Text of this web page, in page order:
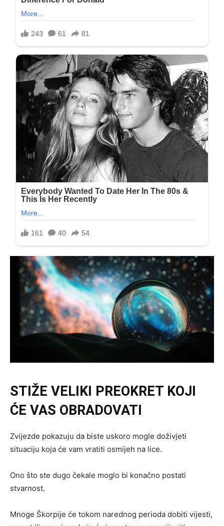
STIŽE VELIKI PREOKRET KOJI
ĆE VAS OBRADOVATI
Zvijezde pokazuju da biste uskoro mogle doživjeti
situaciju koja će vam vratiti osmijeh na lice.
Ono što ste dugo čekale moglo bi konačno postati
stvarnost.
Mnoge Škorpije će tokom narednog perioda dobiti vijesti,